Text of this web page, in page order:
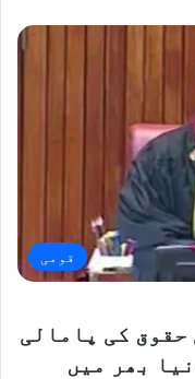
قومی
حقوق کی پامالی
بھر میں